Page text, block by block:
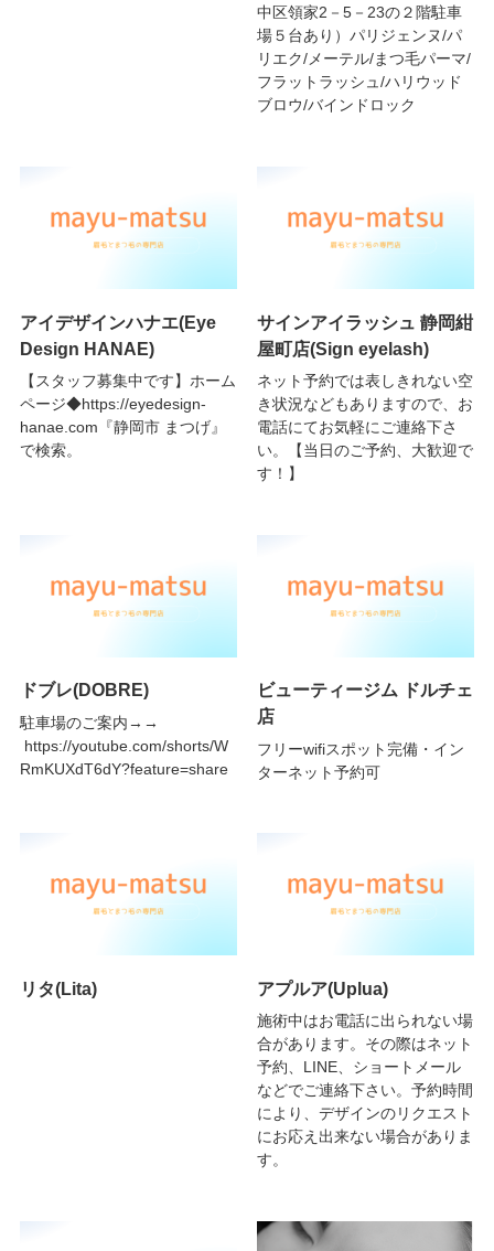
中区領家2－5－23の２階駐車
場５台あり）パリジェンヌ/パ
リエク/メーテル/まつ毛パーマ/
フラットラッシュ/ハリウッド
ブロウ/バインドロック
アイデザインハナエ(Eye
Design HANAE)
【スタッフ募集中です】ホーム
ページ◆https://eyedesign-
hanae.com『静岡市 まつげ』
で検索。
サインアイラッシュ 静岡紺
屋町店(Sign eyelash)
ネット予約では表しきれない空
き状況などもありますので、お
電話にてお気軽にご連絡下さ
い。【当日のご予約、大歓迎で
す！】
ドブレ(DOBRE)
駐車場のご案内→→
https://youtube.com/shorts/W
RmKUXdT6dY?feature=share
ビューティージム ドルチェ
店
フリーwifiスポット完備・イン
ターネット予約可
リタ(Lita) アプルア(Uplua)
施術中はお電話に出られない場
合があります。その際はネット
予約、LINE、ショートメール
などでご連絡下さい。予約時間
により、デザインのリクエスト
にお応え出来ない場合がありま
す。